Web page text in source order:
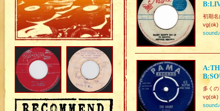
初期名
vg(ok)
sound♪
多く
vg(ok)
sound♪